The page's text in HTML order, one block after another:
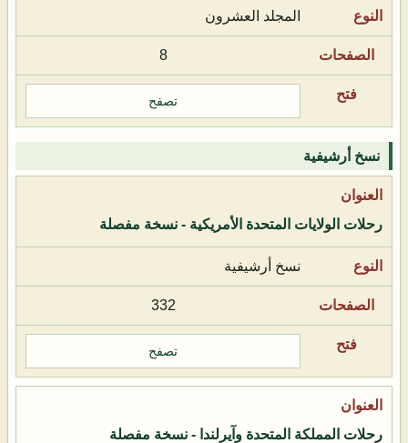
المجلد العشرون
8
تصفح
نسخ أرشيفية
رحلات الولايات المتحدة الأمريكية - نسخة مفصلة
نسخ أرشيفية
332
تصفح
رحلات المملكة المتحدة وآيرلندا - نسخة مفصلة